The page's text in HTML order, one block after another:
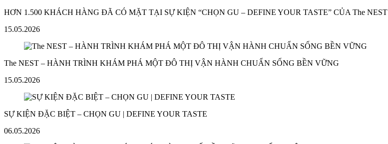
HƠN 1.500 KHÁCH HÀNG ĐÃ CÓ MẶT TẠI SỰ KIỆN “CHỌN GU – DEFINE YOUR TASTE” CỦA The NEST
15.05.2026
The NEST – HÀNH TRÌNH KHÁM PHÁ MỘT ĐÔ THỊ VẬN HÀNH CHUẨN SỐNG BỀN VỮNG
15.05.2026
SỰ KIỆN ĐẶC BIỆT – CHỌN GU | DEFINE YOUR TASTE
06.05.2026